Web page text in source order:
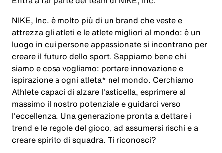
NIKE, Inc. è molto più di un brand che veste e
attrezza gli atleti e le atlete migliori al mondo: è un
luogo in cui persone appassionate si incontrano per
creare il futuro dello sport. Sappiamo bene chi
siamo e cosa vogliamo: portare innovazione e
ispirazione a ogni atleta* nel mondo. Cerchiamo
Athlete capaci di alzare l'asticella, esprimere al
massimo il nostro potenziale e guidarci verso
l'eccellenza. Una generazione pronta a dettare i
trend e le regole del gioco, ad assumersi rischi e a
creare spirito di squadra. Ti riconosci?